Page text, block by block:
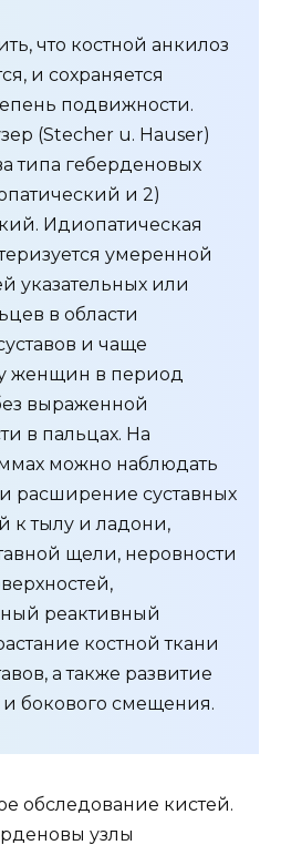
что костной анкилоз
и сохраняется
подвижности.
(Stecher u. Hauser)
типа геберденовых
и 2)
Идиопатическая
умеренной
указательных или
в области
и чаще
у женщин в период
выраженной
в пальцах. На
можно наблюдать
расширение суставных
к тылу и ладони,
щели, неровности
реактивный
костной ткани
а также развитие
и бокового смещения.
обследование кистей.
узлы